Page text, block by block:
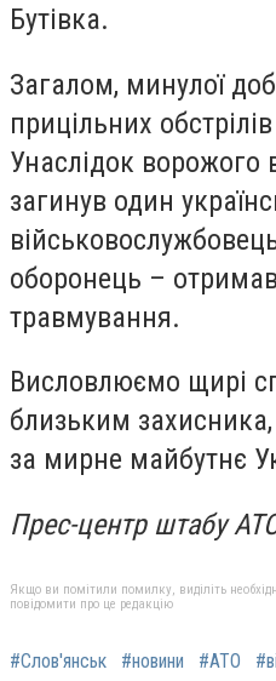
Бутівка.
Загалом, минулої
прицільних
Унаслідок ворожого
загинув один
оборонець –
травмування.
Висловлюємо щирі
близьким
за мирне майбутнє
Прес-центр штабу
Якщо ви помітили помилку, виділіть
повідомити про це редакцію
#Слов'янськ #новини #АТО